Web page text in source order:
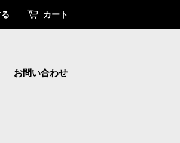
カート
お問い合わせ